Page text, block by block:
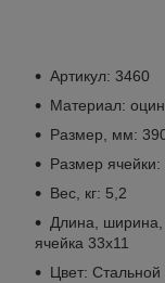
Артикул: 3460
Материал:
Размер, мм:
Размер ячейки:
Вес, кг: 5,2
Длина, ширина,
ячейка 33x11
Цвет: Стальной